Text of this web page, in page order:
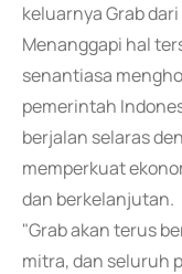
keluarnya Grab
Menanggapi hal
senantiasa
pemerintah
berjalan selaras
memperkuat
dan berkelanjutan.
"Grab akan terus
mitra, dan seluruh